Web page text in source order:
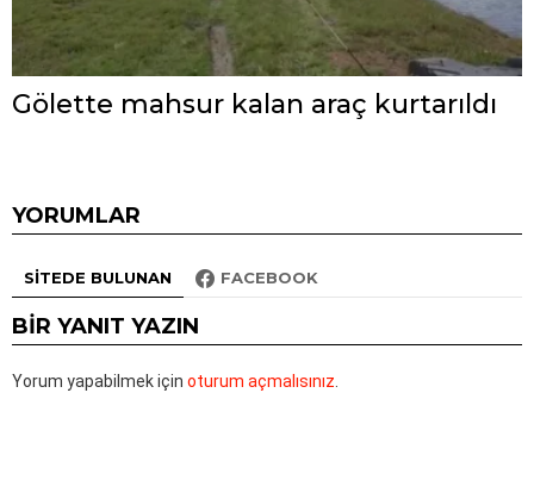
Gölette mahsur kalan araç kurtarıldı
YORUMLAR
SITEDE BULUNAN FACEBOOK
BIR YANIT YAZIN
Yorum yapabilmek için oturum açmalısınız